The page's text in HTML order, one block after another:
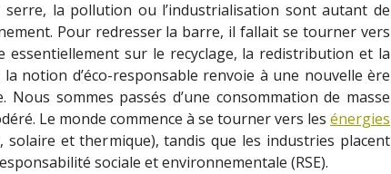
la pollution ou l’industrialisation sont autant de
Pour redresser la barre, il fallait se tourner vers
essentiellement sur le recyclage, la redistribution et la
notion d’éco-responsable renvoie à une nouvelle ère
Nous sommes passés d’une consommation de masse
Le monde commence à se tourner vers les énergies
solaire et thermique), tandis que les industries placent
sociale et environnementale (RSE).